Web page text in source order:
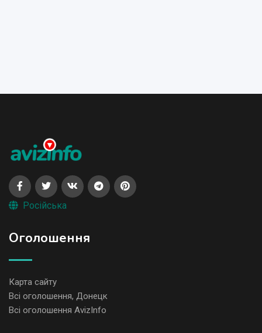
Російська
Оголошення
Карта сайту
Всі оголошення, Донецк
Всі оголошення AvizInfo